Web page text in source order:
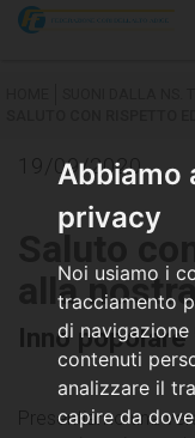
Abbiamo
privacy
Noi usiamo i
tracciamento
di
contenuti
analizzare il
capire da
19/09/2020
Saluto
alla
Inno
Presentiamo una